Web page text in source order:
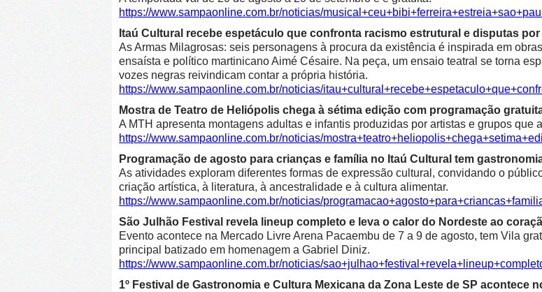
https://www.sampaonline.com.br/noticias/
Itaú Cultural recebe espetáculo que confronta racismo estrutural e disputas
As Armas Milagrosas: seis personagens à procura da existência é inspirada em
ensaísta e político martinicano Aimé Césaire. Na peça, um ensaio teatral se torna
vozes negras reivindicam contar a própria história.
https://www.sampaonline.com.br/noticias/
Mostra de Teatro de Heliópolis chega à sétima edição com programação
A MTH apresenta montagens adultas e infantis produzidas por artistas e grupos que
https://www.sampaonline.com.br/noticias/
Programação de agosto para crianças e família no Itaú Cultural tem
As atividades exploram diferentes formas de expressão cultural, convidando o
criação artística, à literatura, à ancestralidade e à cultura alimentar.
https://www.sampaonline.com.br/noticias/
São Julhão Festival revela lineup completo e leva o calor do Nordeste ao
Evento acontece na Mercado Livre Arena Pacaembu de 7 a 9 de agosto, tem Vila
principal batizado em homenagem a Gabriel Diniz.
https://www.sampaonline.com.br/noticias/
1º Festival de Gastronomia e Cultura Mexicana da Zona Leste de SP acontece